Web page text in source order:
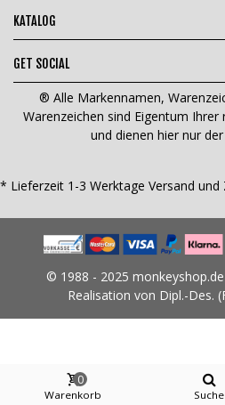
KATALOG
GET SOCIAL
® Alle Markennamen,
Warenzeichen sind Eigentum
und dienen hier nur
* Lieferzeit 1-3 Werktage Versand und
© 1988 - 2025
Realisation von Dipl.-Des.
Warenkorb
0
Suche